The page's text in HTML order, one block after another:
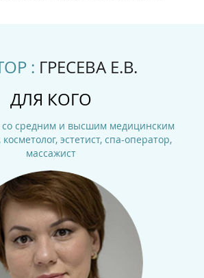
: ГРЕСЕВА Е.В.
ДЛЯ КОГО
со средним и высшим медицинским
эстетист, спа-оператор,
массажист